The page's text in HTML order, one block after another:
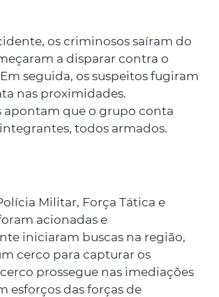
os criminosos saíram do
a disparar contra o
seguida, os suspeitos fugiram
nas proximidades.
apontam que o grupo conta
todos armados.
Militar, Força Tática e
acionadas e
iniciaram buscas na região,
cerco para capturar os
prossegue nas imediações
esforços das forças de